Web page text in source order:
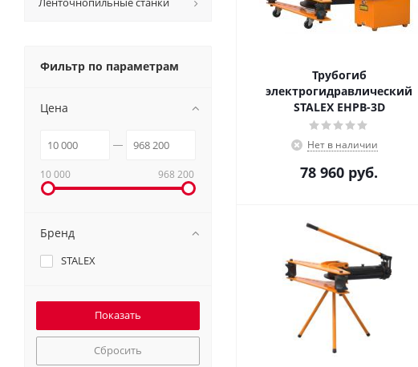
Трубогиб
электрогидравлический
STALEX EHPB-3D
Нет в наличии
78 960 руб.
Фильтр по параметрам
Цена
10 000 968 200
Бренд
STALEX
Сбросить